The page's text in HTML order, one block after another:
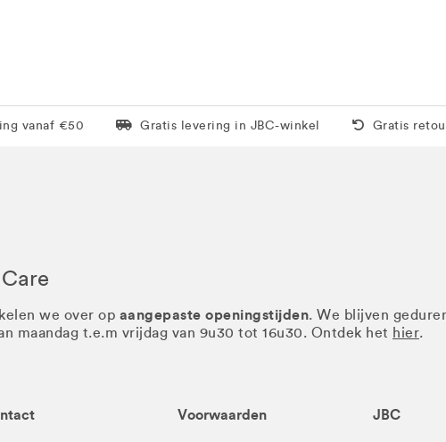
vanaf €50 Levering in 1 pakket
Gratis levering in JBC-winkel Gratis thuis
Gratis
we over op aangepaste openingstijden. We blijven
maandag t.e.m vrijdag van 9u30 tot 16u30. Ontdek het hier.
Voorwaarden JBC